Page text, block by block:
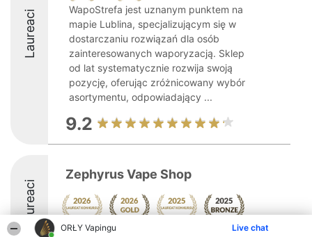
ORŁY Vapingu Live chat
Laureaci
WapoStrefa jest uznanym punktem na
mapie Lublina, specjalizującym się w
dostarczaniu rozwiązań dla osób
zainteresowanych waporyzacją. Sklep
od lat systematycznie rozwija swoją
pozycję, oferując zróżnicowany wybór
asortymentu, odpowiadający ...
9.2
Laureaci
Zephyrus Vape Shop